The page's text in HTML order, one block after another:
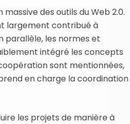
des outils du Web 2.0.
largement contribué à
parallèle, les normes et
intégré les concepts
sont mentionnées,
en charge la coordination
les projets de manière à